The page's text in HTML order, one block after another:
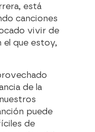
está
canciones
vivir de
el que estoy,
de la
puede
de